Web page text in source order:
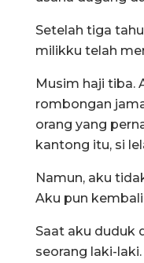
Setelah tiga
milikku telah
Musim haji tiba.
rombongan
orang yang
kantong itu, si
Namun, aku
Aku pun
Saat aku duduk
seorang laki-